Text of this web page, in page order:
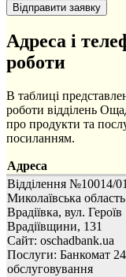
Адреса і
роботи
В таблиці
роботи відділень
про продукти та
посиланням.
Адреса
Відділення №10014/
Миколаївська область
Врадіївка, вул. Героїв
Врадіївщини, 131
Сайт: oschadbank.ua
Послуги: Банкомат
обслуговування